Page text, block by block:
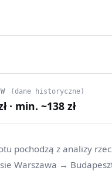
(dane historyczne)
· min. ~138 zł
pochodzą z analizy
Warszawa →